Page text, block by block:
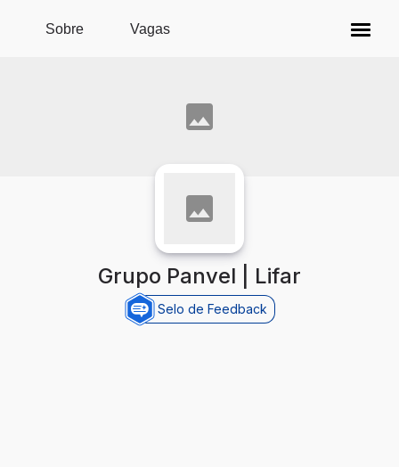
Pular para o conteúdo principal
Sobre Vagas
Grupo Panvel | Lifar
Selo de Feedback